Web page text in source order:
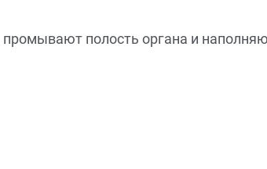
полость органа и